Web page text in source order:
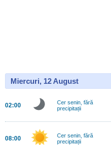
Miercuri, 12 August
02:00
Cer senin, fără
precipitații
08:00
Cer senin, fără
precipitații